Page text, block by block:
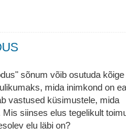
sõnum võib osutuda kõige
mida inimkond on
vastused küsimustele, mida
siinses elus tegelikult
elu läbi on?